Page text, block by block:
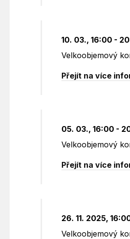
10. 03., 16:00 -
Velkoobjemový
Přejít na více
05. 03., 16:00 -
Velkoobjemový
Přejít na více
26. 11. 2025,
Velkoobjemový